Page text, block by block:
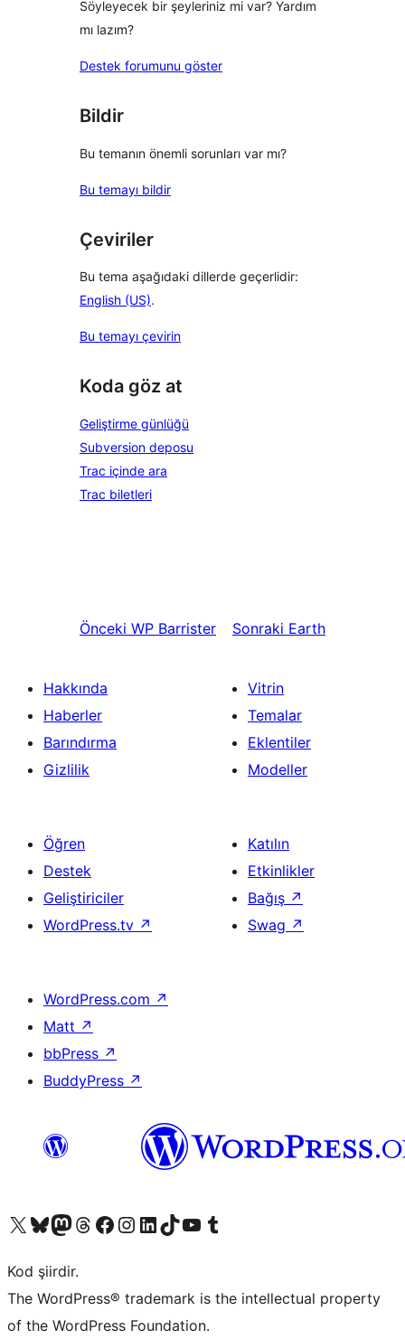
Söyleyecek bir şeyleriniz mi var? Yardım
mı lazım?
Destek forumunu göster
Bildir
Bu temanın önemli sorunları var mı?
Bu temayı bildir
Çeviriler
Bu tema aşağıdaki dillerde geçerlidir:
English (US).
Bu temayı çevirin
Koda göz at
Geliştirme günlüğü
Subversion deposu
Trac içinde ara
Trac biletleri
Önceki WP Barrister Sonraki Earth
Hakkında
Haberler
Barındırma
Gizlilik
Vitrin
Temalar
Eklentiler
Modeller
Öğren
Destek
Geliştiriciler
WordPress.tv ↗
Katılın
Etkinlikler
Bağış ↗
Swag ↗
WordPress.com ↗
Matt ↗
bbPress ↗
BuddyPress ↗
X (eski Twitter) hesabımıza bakın
Bluesky hesabımızı ziyaret edinMastodon hesabımızı ziyaret edinThreads hesabımızı ziyaret edinFacebook sayfamızı ziyaret edinInstagram hesabımızı ziyaret edinLinkedIn hesabımızı ziyaret edinTikTok hesabımızı ziyaret edinYouTube kanalımızı ziyaret edinTumblr hesabımızı ziyaret edin
Kod şiirdir.
The WordPress® trademark is the intellectual property
of the WordPress Foundation.